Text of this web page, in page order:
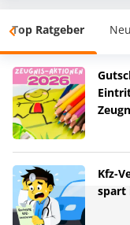
Top Ratgeber
Kfz-
spart